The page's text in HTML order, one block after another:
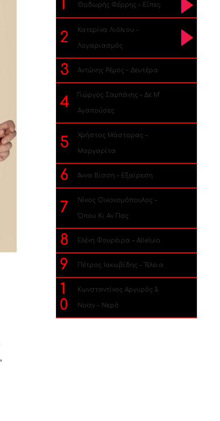
1 Θοδωρής Φέρρης – Είπες
2 Κατερίνα Λιόλιου –
Λογαριασμός
3 Αντώνης Ρέμος – Δευτέρα
4 Γιώργος Σαμπάνης – Δε Μ’
Αγαπούσες
5 Χρήστος Μάστορας –
Μαργαρίτα
6 Άννα Βίσση – Εξαίρεση
7 Νίκος Οικονομόπουλος –
Όπου Κι Αν Πας
8 Ελένη Φουρέιρα – Alleluia
9 Πέτρος Ιακωβίδης – Τέλεια
1
0
Κωνσταντίνος Αργυρός &
Noizy – Νερό